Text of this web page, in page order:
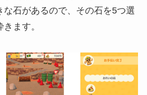
な石があるので、その石を5つ選
ます。